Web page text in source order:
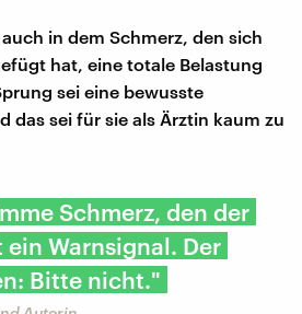
in dem Schmerz, den sich
hat, eine totale Belastung
sei eine bewusste
das sei für sie als Ärztin kaum zu
Schmerz, den der
Warnsignal. Der
Bitte nicht."